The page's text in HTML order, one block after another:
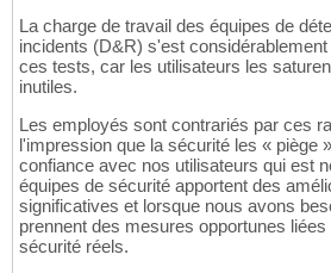
La charge de travail des équipes de
incidents (D&R) s'est
ces tests, car les utilisateurs les
inutiles.
Les employés sont contrariés par ces
l'impression que la sécurité les « piège
confiance avec nos utilisateurs qui est
équipes de sécurité apportent des
significatives et lorsque nous avons
prennent des mesures opportunes
sécurité réels.